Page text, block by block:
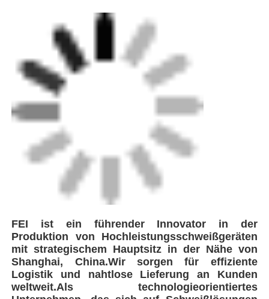
Logistik und nahtlose Lieferung an Kunden
weltweit.Als technologieorientiertes
Unternehmen, das sich auf Schweißlösungen
für Kunststoffrohrleitungen spezialisiert
hat,Das Unternehmen integriert weltweit
fortschrittliche Technologien zur Entwicklung
und Herstellung einer umfassenden Palette von
Geräten, einschließlich Automatic Butt Fusion.